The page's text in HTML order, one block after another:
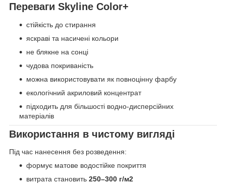
Переваги Skyline Color+
стійкість до стирання
яскраві та насичені кольори
не блякне на сонці
чудова покриваність
можна використовувати як повноцінну фарбу
екологічний акриловий концентрат
підходить для більшості водно-дисперсійних
матеріалів
Використання в чистому вигляді
Під час нанесення без розведення:
формує матове водостійке покриття
витрата становить 250–300 г/м2